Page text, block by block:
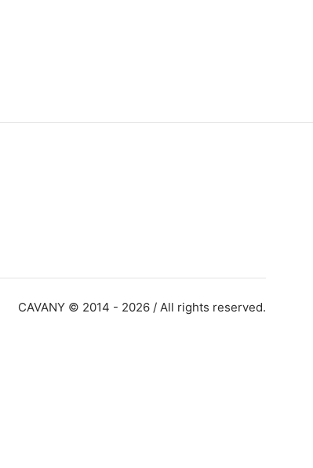
CAVANY © 2014 - 2026 / All rights reserved.